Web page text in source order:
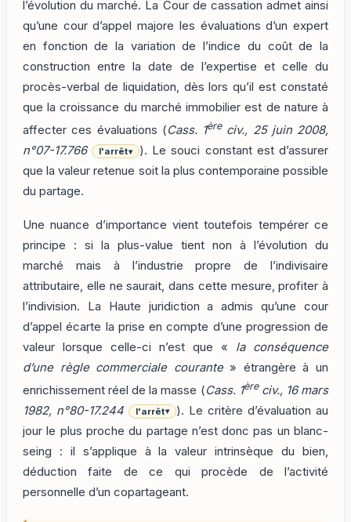
l’évolution du marché. La Cour de cassation admet ainsi
qu’une cour d’appel majore les évaluations d’un expert
en fonction de la variation de l’indice du coût de la
construction entre la date de l’expertise et celle du
procès-verbal de liquidation, dès lors qu’il est constaté
que la croissance du marché immobilier est de nature à
affecter ces évaluations (Cass. 1èreciv., 25 juin 2008,
n°07-17.766
l'arrêt▾
). Le souci constant est d’assurer
que la valeur retenue soit la plus contemporaine possible
du partage.
Une nuance d’importance vient toutefois tempérer ce
principe : si la plus-value tient non à l’évolution du
marché mais à l’industrie propre de l’indivisaire
attributaire, elle ne saurait, dans cette mesure, profiter à
l’indivision. La Haute juridiction a admis qu’une cour
d’appel écarte la prise en compte d’une progression de
valeur lorsque celle-ci n’est que « la conséquence
d’une règle commerciale courante» étrangère à un
enrichissement réel de la masse (Cass. 1èreciv., 16 mars
1982, n°80-17.244
l'arrêt▾
). Le critère d’évaluation au
jour le plus proche du partage n’est donc pas un blanc-
seing : il s’applique à la valeur intrinsèque du bien,
déduction faite de ce qui procède de l’activité
personnelle d’un copartageant.